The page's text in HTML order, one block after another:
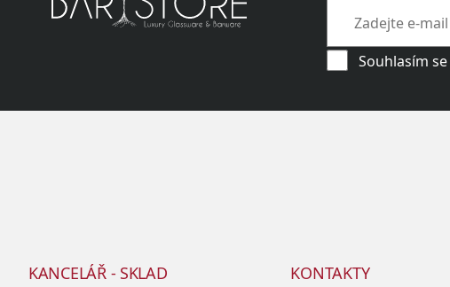
Souhlasím se
KANCELÁŘ - SKLAD KONTAKTY